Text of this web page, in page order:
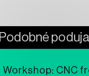
Podobné
Workshop: CNC